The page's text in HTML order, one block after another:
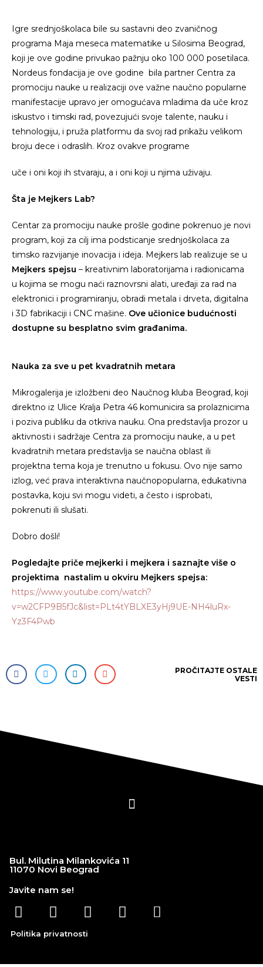
Igre srednjoškolaca bile su sastavni deo zvaničnog
programa Maja meseca matematike u Silosima Beograd,
koji je ove godine privukao pažnju oko 100 000 posetilaca.
Nordeus fondacija je ove godine bila partner Centra za
promociju nauke u realizaciji ove važne naučno popularne
manifestacije upravo jer omogućava mladima da uče kroz
iskustvo i timski rad, povezujući svoje talente, nauku i
tehnologiju, i pruža platformu da svoj rad prikažu velikom
broju dece i odraslih. Kroz ovakve programe
uče i oni koji ih stvaraju, a i oni koji u njima uživaju.
Šta je Mejkers Lab?
Centar za promociju nauke prošle godine pokrenuo je novi
program, koji za cilj ima podsticanje srednjoškolaca za
timsko razvijanje inovacija i ideja. Mejkers lab realizuje se u
Mejkers spejsu – kreativnim laboratorijama i radionicama
u kojima se mogu naći raznovrsni alati, uređaji za rad na
elektronici i programiranju, obradi metala i drveta, digitalna
i 3D fabrikaciji i CNC mašine. Ove učionice budućnosti
dostupne su besplatno svim građanima.
Nauka za sve u pet kvadratnih metara
Mikrogalerija je izložbeni deo Naučnog kluba Beograd, koji
direktno iz Ulice Kralja Petra 46 komunicira sa prolaznicima
i poziva publiku da otkriva nauku. Ona predstavlja prozor u
aktivnosti i sadržaje Centra za promociju nauke, a u pet
kvadratnih metara predstavlja se naučna oblast ili
projektna tema koja je trenutno u fokusu. Ovo nije samo
izlog, već prava interaktivna naučnopopularna, edukativna
postavka, koju svi mogu videti, a često i isprobati,
pokrenuti ili slušati.
Dobro došli!
Pogledajte priče mejkerki i mejkera i saznajte više o
projektima nastalim u okviru Mejkers spejsa:
https://www.youtube.com/watch?
v=w2CFP9B5fJc&list=PLt4tYBLXE3yHj9UE-NH4luRx-
Yz3F4Pwb
PROČITAJTE OSTALE
VESTI
Bul. Milutina Milankovića 11
11070 Novi Beograd
Javite nam se!
Politika privatnosti